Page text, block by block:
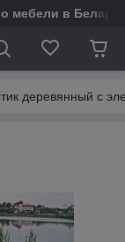
мебели в
деревянный с